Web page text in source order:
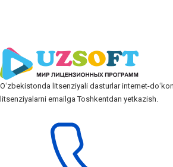
Oʻzbekistonda litsenziyali dasturlar internet-
litsenziyalarni emailga Toshkentdan yetkazish.